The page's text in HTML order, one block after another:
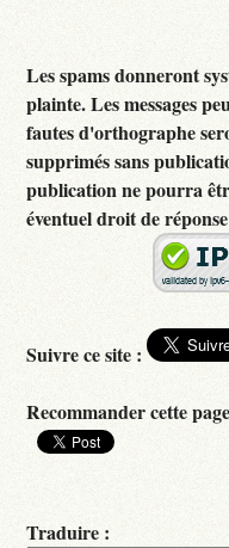
Les spams donneront
plainte. Les messages
fautes d'orthographe
supprimés sans
publication ne pourra
éventuel droit de
Suivre ce site :
Recommander cette
Traduire :